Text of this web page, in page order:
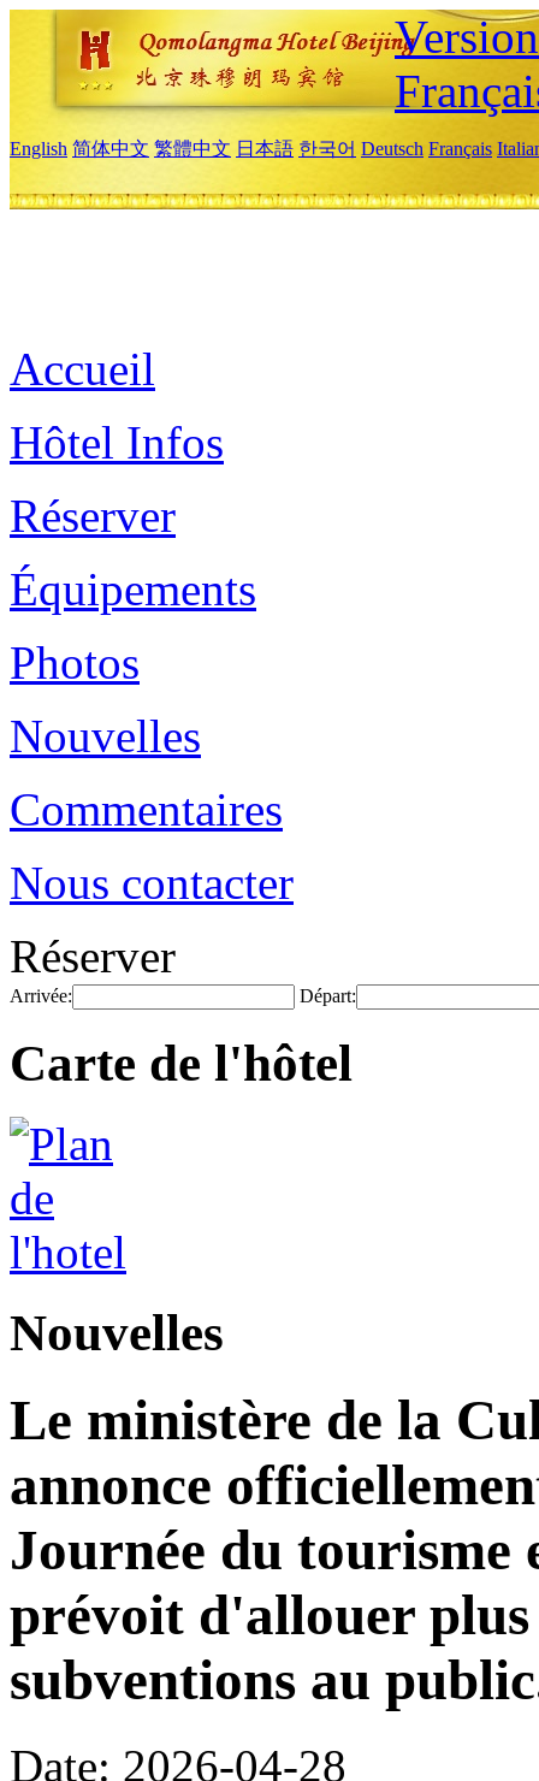
English 简体中文 繁體中文 日本語 한국어 Deutsch Français
Accueil
Hôtel Infos
Réserver
Équipements
Photos
Nouvelles
Commentaires
Nous contacter
Réserver
Arrivée: Départ:
Carte de l'hôtel
Nouvelles
Le ministère de la
annonce
Journée du tourisme
prévoit d'allouer
subventions au
Date: 2026-04-28